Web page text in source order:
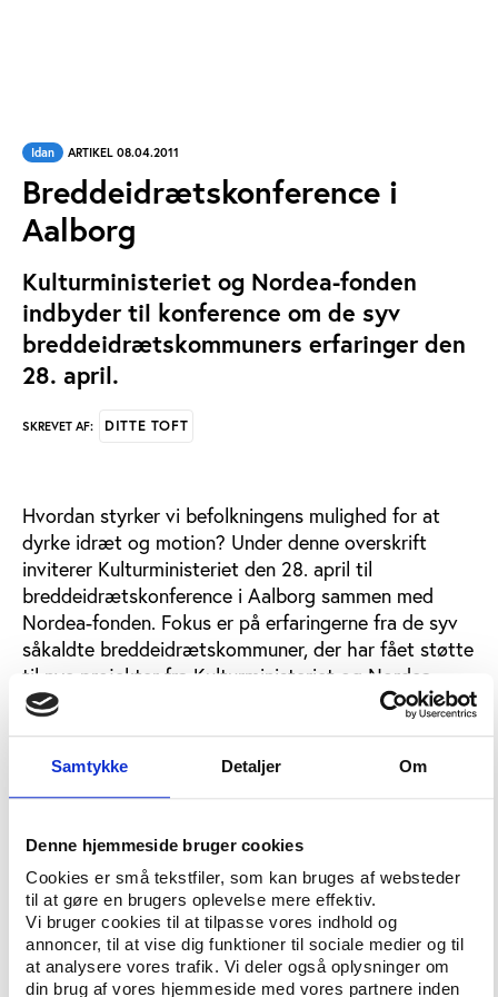
Samtykke Detaljer Om
Denne hjemmeside bruger cookies
Cookies er små tekstfiler, som kan bruges af websteder
til at gøre en brugers oplevelse mere effektiv.
Vi bruger cookies til at tilpasse vores indhold og
annoncer, til at vise dig funktioner til sociale medier og til
at analysere vores trafik. Vi deler også oplysninger om
din brug af vores hjemmeside med vores partnere inden
Idan ARTIKEL 08.04.2011
Breddeidrætskonference i
Aalborg
Kulturministeriet og Nordea-fonden
indbyder til konference om de syv
breddeidrætskommuners erfaringer den
28. april.
SKREVET AF: DITTE TOFT
Hvordan styrker vi befolkningens mulighed for at
dyrke idræt og motion? Under denne overskrift
inviterer Kulturministeriet den 28. april til
breddeidrætskonference i Aalborg sammen med
Nordea-fonden. Fokus er på erfaringerne fra de syv
såkaldte breddeidrætskommuner, der har fået støtte
til nye projekter fra Kulturministeriet og Nordea-
fonden På konferencen præsenterer de syv
kommuner nogle af de mange projekter, og der bliver
mulighed for at ’speeddate’ de enkelte kommuner og
blive klogere på de konkrete initiativer. De syv
Gentofte, Køge, Slagelse, Varde og Viborg
Kommuner – har siden 2009 iværksat projekter og
initiativer inden for følgende fire områder:
Idræt for børn og unge
Idræt for socialt udsatte og idrætssvage